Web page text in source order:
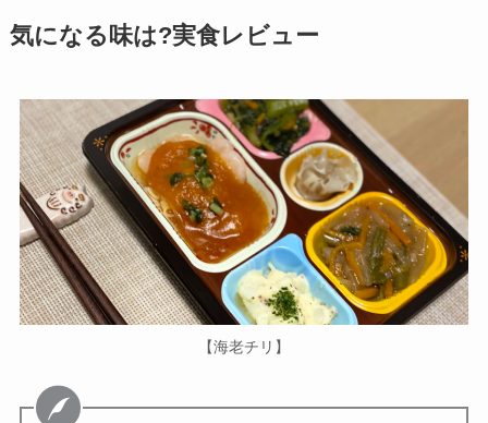
気になる味は?実食レビュー
【海老チリ】